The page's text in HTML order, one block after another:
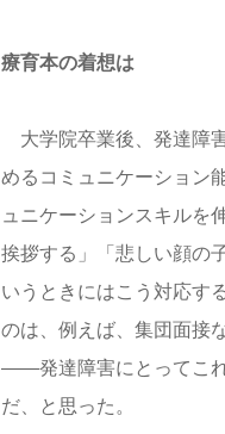
療育本の着想は
大学院卒業後、発達障
めるコミュニケーション
ュニケーションスキルを
挨拶する」「悲しい顔の
いうときにはこう対応す
のは、例えば、集団面接
――発達障害にとってこ
だ、と思った。